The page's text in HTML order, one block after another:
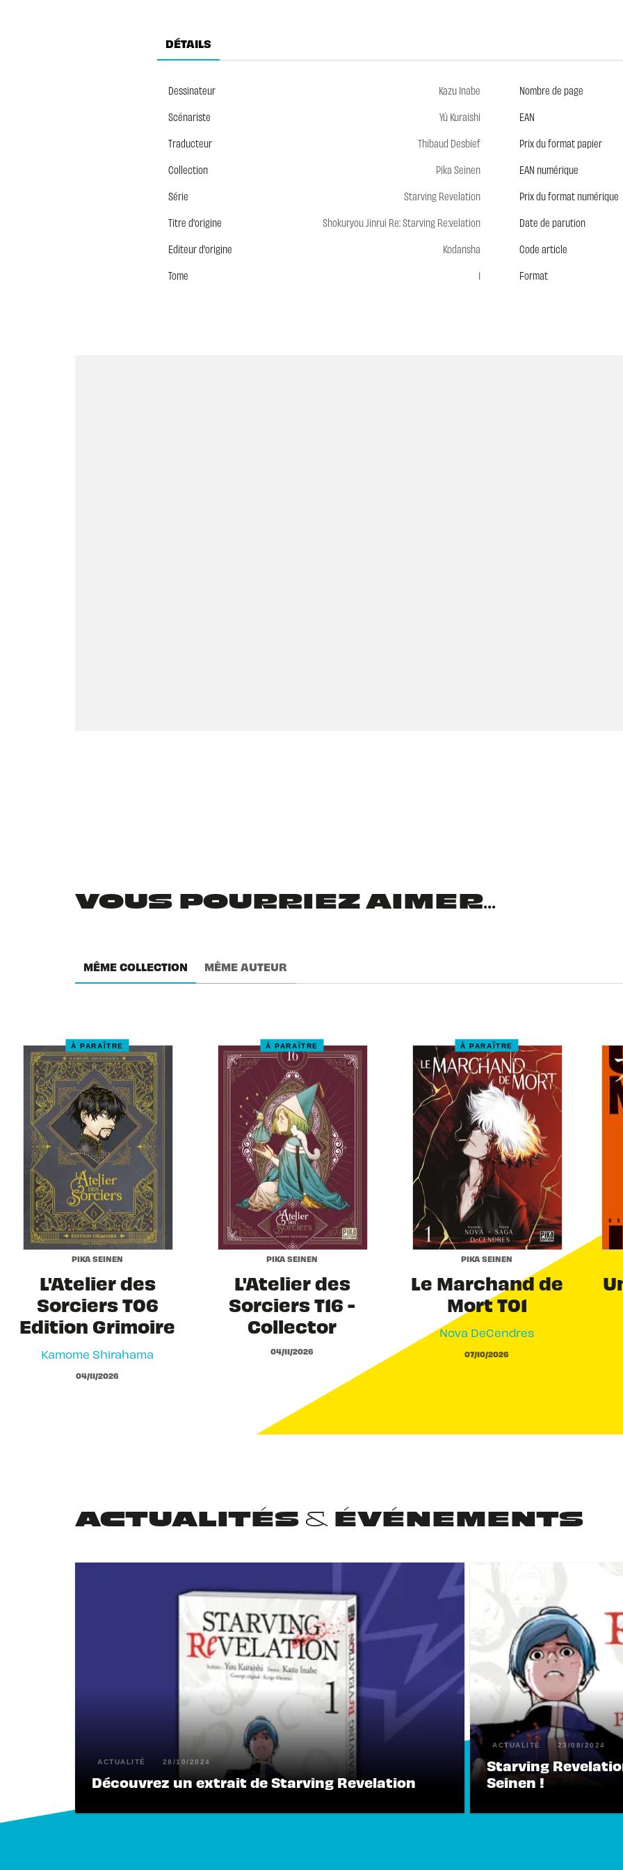
DÉTAILS
Dessinateur
Kazu Inabe
Scénariste
Yû Kuraishi
Traducteur
Thibaud Desbief
Collection
Pika Seinen
Série
Starving Revelation
Titre d'origine
Shokuryou Jinrui Re: Starving Re:velation
Editeur d'origine
Kodansha
Tome
1
Nombre de page
EAN
Prix du format papier
EAN numérique
Prix du format numérique
Date de parution
Code article
Format
VOUS POURRIEZ AIMER...
MÊME COLLECTION MÊME AUTEUR
À PARAÎTRE
PIKA SEINEN
L'Atelier des
Sorciers T06
Edition Grimoire
Kamome Shirahama
04/11/2026
À PARAÎTRE
PIKA SEINEN
L'Atelier des
Sorciers T16 -
Collector
04/11/2026
À PARAÎTRE
PIKA SEINEN
Le Marchand de
Mort T01
Nova DeCendres
07/10/2026
ACTUALITÉS & ÉVÉNEMENTS
ACTUALITÉ 28/10/2024
Découvrez un extrait de Starving Revelation
ACTUALITÉ 23/08/2024
Starving
Seinen !